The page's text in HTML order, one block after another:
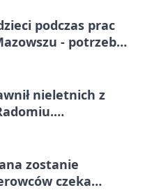
podczas prac
- potrzebna
nieletnich z
zostanie
czeka